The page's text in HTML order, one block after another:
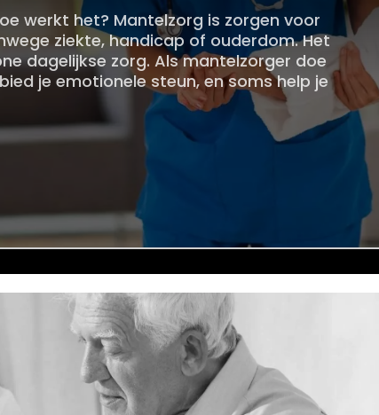
werkt het? Mantelzorg is zorgen voor
ziekte, handicap of ouderdom. Het
dagelijkse zorg. Als mantelzorger doe
je emotionele steun, en soms help je